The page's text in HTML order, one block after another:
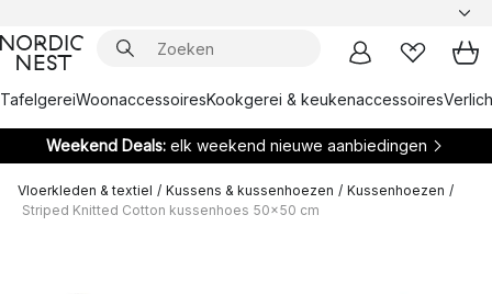
TafelgereiWoonaccessoiresKookgerei & keukenaccessoires
Weekend Deals: elk weekend nieuwe aanbiedingen
Vloerkleden & textiel / Kussens & kussenhoezen / Kussenhoezen /
Striped Knitted Cotton kussenhoes 50x50 cm